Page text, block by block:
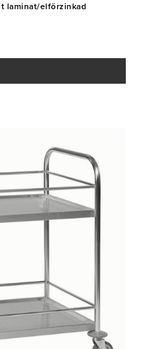
laminat/elförzinkad